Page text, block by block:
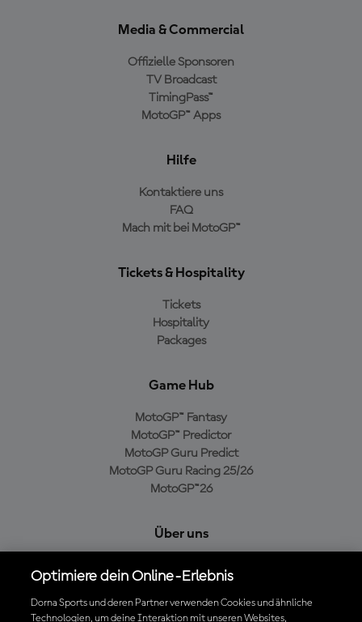
Media & Commercial
Offizielle Sponsoren
TV Broadcast
TimingPass™
MotoGP™ Apps
Hilfe
Kontaktiere uns
FAQ
Mach mit bei MotoGP™
Tickets & Hospitality
Tickets
Hospitality
Packages
Game Hub
MotoGP™ Fantasy
MotoGP™ Predictor
MotoGP Guru Predict
MotoGP Guru Racing 25/26
MotoGP™26
Über uns
Cookie-Richtlinien
Geschäftsbedingungen
Optimiere dein Online-Erlebnis
Dorna Sports und deren Partner verwenden Cookies und ähnliche
Technologien, um deine Interaktion mit unseren Websites,